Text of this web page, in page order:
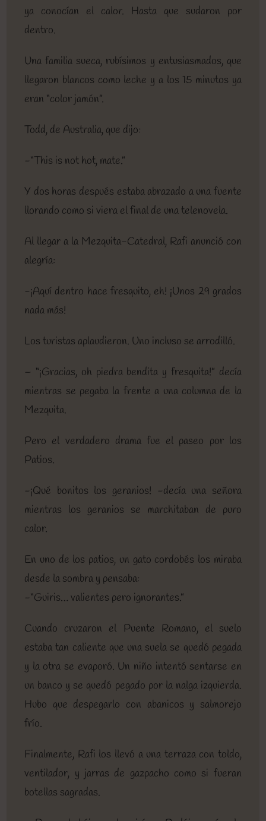
ya conocían el calor. Hasta que sudaron por
dentro.
Una familia sueca, rubísimos y entusiasmados, que
llegaron blancos como leche y a los 15 minutos ya
eran “color jamón”.
Todd, de Australia, que dijo:
-“This is not hot, mate.”
Y dos horas después estaba abrazado a una fuente
llorando como si viera el final de una telenovela.
Al llegar a la Mezquita-Catedral, Rafi anunció con
alegría:
-¡Aquí dentro hace fresquito, eh! ¡Unos 29 grados
nada más!
Los turistas aplaudieron. Uno incluso se arrodilló.
– “¡Gracias, oh piedra bendita y fresquita!” decía
mientras se pegaba la frente a una columna de la
Mezquita.
Pero el verdadero drama fue el paseo por los
Patios.
-¡Qué bonitos los geranios! -decía una señora
mientras los geranios se marchitaban de puro
calor.
En uno de los patios, un gato cordobés los miraba
desde la sombra y pensaba:
-“Guiris… valientes pero ignorantes.”
Cuando cruzaron el Puente Romano, el suelo
estaba tan caliente que una suela se quedó pegada
y la otra se evaporó. Un niño intentó sentarse en
un banco y se quedó pegado por la nalga izquierda.
Hubo que despegarlo con abanicos y salmorejo
frío.
Finalmente, Rafi los llevó a una terraza con toldo,
ventilador, y jarras de gazpacho como si fueran
botellas sagradas.